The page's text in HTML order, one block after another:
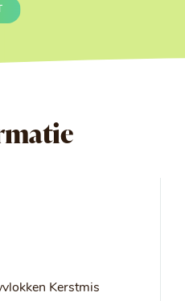
Kerstmis